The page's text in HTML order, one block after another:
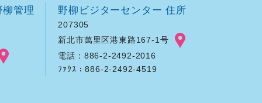
管理 野柳ビジターセンター 住所
207305
新北市萬里区港東路167-1号
電話：886-2-2492-2016
ﾌｧｸｽ：886-2-2492-4519